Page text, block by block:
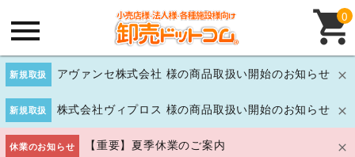
新規取扱 アヴァンセ株式会社 様の商品取扱い開始のお知らせ
新規取扱 株式会社ヴィプロス 様の商品取扱い開始のお知らせ
休業のお知らせ 【重要】夏季休業のご案内
0